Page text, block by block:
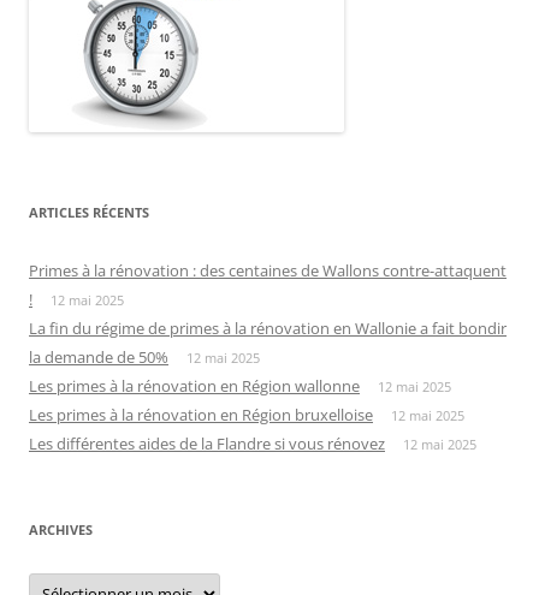
ARTICLES RÉCENTS
Primes à la rénovation : des centaines de Wallons contre-attaquent
!
12 mai 2025
La fin du régime de primes à la rénovation en Wallonie a fait bondir
la demande de 50%
12 mai 2025
Les primes à la rénovation en Région wallonne 12 mai 2025
Les primes à la rénovation en Région bruxelloise 12 mai 2025
Les différentes aides de la Flandre si vous rénovez 12 mai 2025
ARCHIVES
Archives